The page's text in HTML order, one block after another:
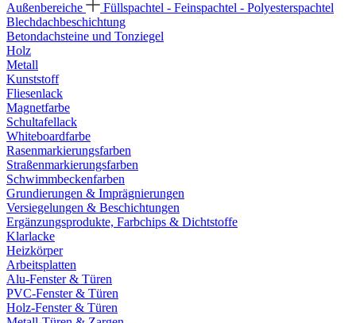
Außenbereiche
Füllspachtel - Feinspachtel - Polyesterspachtel
Blechdachbeschichtung
Betondachsteine und Tonziegel
Holz
Metall
Kunststoff
Fliesenlack
Magnetfarbe
Schultafellack
Whiteboardfarbe
Rasenmarkierungsfarben
Straßenmarkierungsfarben
Schwimmbeckenfarben
Grundierungen & Imprägnierungen
Versiegelungen & Beschichtungen
Ergänzungsprodukte, Farbchips & Dichtstoffe
Klarlacke
Heizkörper
Arbeitsplatten
Alu-Fenster & Türen
PVC-Fenster & Türen
Holz-Fenster & Türen